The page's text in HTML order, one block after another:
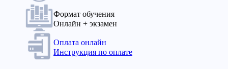
Формат обучения
Онлайн + экзамен
Оплата онлайн
Инструкция по оплате